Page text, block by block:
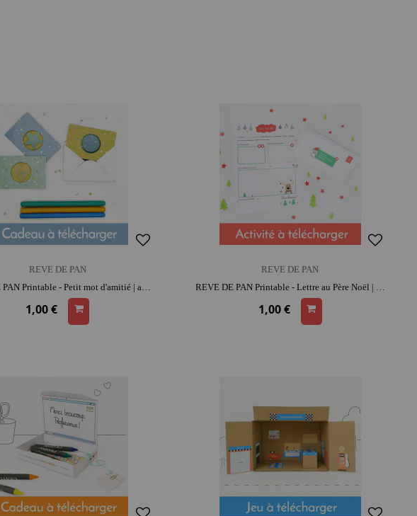
REVE DE PAN
REVE DE PAN Printable - Petit mot d'amitié | activité créative | moment convivial
1,00 €
REVE DE PAN
REVE DE PAN Printable - Lettre au Père Noël | activité créative | moment convivial
1,00 €